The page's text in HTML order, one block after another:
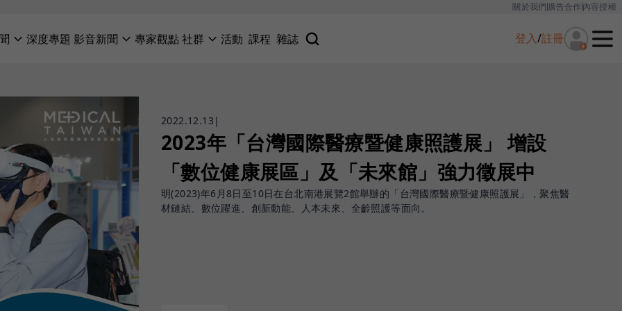
關於我們廣告合作內容授權
深度專題 影音新聞 專家觀點社群 活動 課程 雜誌 登入/註冊
2022.12.13 |
2023年「台灣國際醫療暨健康照護展」 增設
「數位健康展區」及「未來館」強力徵展中
明(2023)年6月8日至10日在台北南港展覽2館舉辦的「台灣國際醫療暨健康照護展」，聚焦醫
材鏈結、數位躍進、創新動能、人本未來、全齡照護等面向。